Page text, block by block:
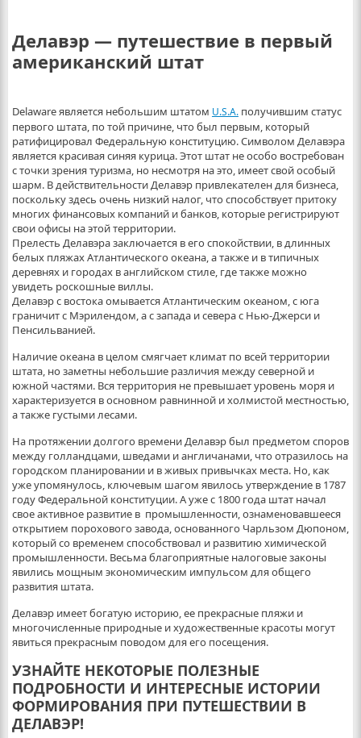
Делавэр — путешествие в первый
американский штат
Delaware является небольшим штатом U.S.A.получившим статус
первого штата, по той причине, что был первым, который
ратифицировал Федеральную конституцию. Символом Делавэра
является красивая синяя курица. Этот штат не особо востребован
с точки зрения туризма, но несмотря на это, имеет свой особый
шарм. В действительности Делавэр привлекателен для бизнеса,
поскольку здесь очень низкий налог, что способствует притоку
многих финансовых компаний и банков, которые регистрируют
свои офисы на этой территории.
Прелесть Делавэра заключается в его спокойствии, в длинных
белых пляжах Атлантического океана, а также и в типичных
деревнях и городах в английском стиле, где также можно
увидеть роскошные виллы.
Делавэр с востока омывается Атлантическим океаном, с юга
граничит с Мэрилендом, а с запада и севера с Нью-Джерси и
Пенсильванией.
Наличие океана в целом смягчает климат по всей территории
штата, но заметны небольшие различия между северной и
южной частями. Вся территория не превышает уровень моря и
характеризуется в основном равнинной и холмистой местностью,
а также густыми лесами.
На протяжении долгого времени Делавэр был предметом споров
между голландцами, шведами и англичанами, что отразилось на
городском планировании и в живых привычках места. Но, как
уже упомянулось, ключевым шагом явилось утверждение в 1787
году Федеральной конституции. А уже с 1800 года штат начал
свое активное развитие в промышленности, ознаменовавшееся
открытием порохового завода, основанного Чарльзом Дюпоном,
который со временем способствовал и развитию химической
промышленности. Весьма благоприятные налоговые законы
явились мощным экономическим импульсом для общего
развития штата.
Делавэр имеет богатую историю, ее прекрасные пляжи и
многочисленные природные и художественные красоты могут
явиться прекрасным поводом для его посещения.
УЗНАЙТЕ НЕКОТОРЫЕ ПОЛЕЗНЫЕ
ПОДРОБНОСТИ И ИНТЕРЕСНЫЕ ИСТОРИИ
ФОРМИРОВАНИЯ ПРИ ПУТЕШЕСТВИИ В
ДЕЛАВЭР!